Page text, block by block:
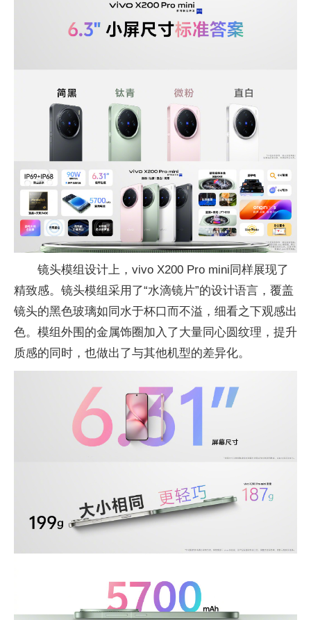
镜头模组设计上，vivo X200 Pro mini同样展现了
精致感。镜头模组采用了“水滴镜片”的设计语言，覆盖
镜头的黑色玻璃如同水于杯口而不溢，细看之下观感出
色。模组外围的金属饰圈加入了大量同心圆纹理，提升
质感的同时，也做出了与其他机型的差异化。